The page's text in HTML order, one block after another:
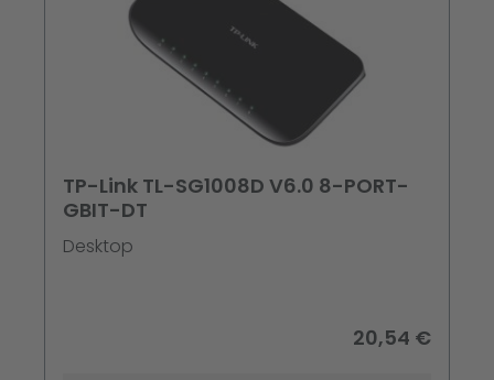
TP-Link TL-SG1008D V6.0 8-PORT-
GBIT-DT
Desktop
20,54 €